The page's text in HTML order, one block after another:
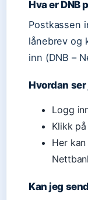
Hva er DNB
Postkassen
lånebrev og
inn (DNB –
Hvordan
Logg
Klikk
Her
Kan jeg